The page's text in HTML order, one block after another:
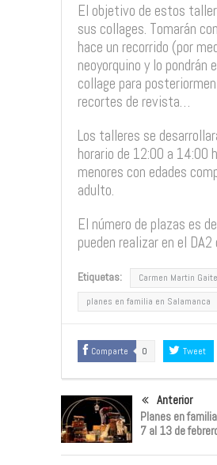
El objetivo de estos
sus collages. Tomarán
hace un recorrido (por
neoyorquino y lo pondrán
collage para
recortes de revista…
Los talleres se
horario de 12:00 a 14:00
menores con edades
adulto.
El número de plazas es
pueden realizar en el
Etiquetas: Carmen Martin Gaite
planes en familia en Salamanca
Comparte 0 Tweet
Anterior
Planes en
7 al 13 de